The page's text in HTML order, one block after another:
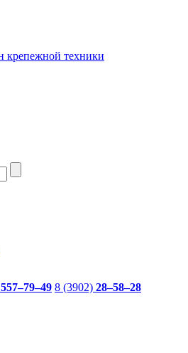
557–79–49 8 (3902) 28–58–28